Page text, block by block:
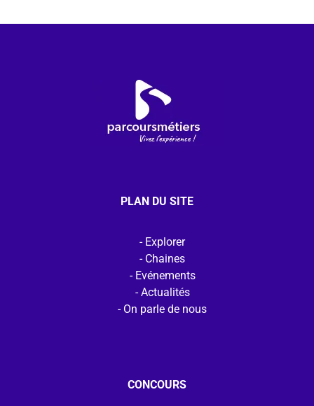
PLAN DU SITE
Explorer
Chaines
Evénements
Actualités
On parle de nous
CONCOURS